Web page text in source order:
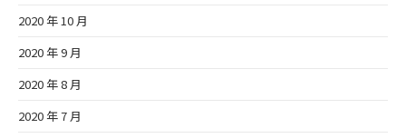
2020 年 10 月
2020 年 9 月
2020 年 8 月
2020 年 7 月